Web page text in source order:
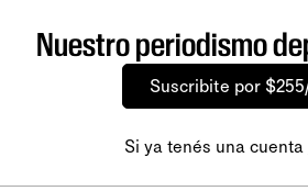
Nuestro periodismo
Suscribite por
Si ya tenés una cuenta